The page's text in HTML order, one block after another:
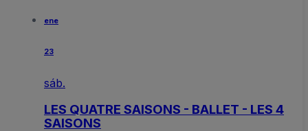
ene
23
sáb.
LES QUATRE SAISONS - BALLET - LES 4
SAISONS